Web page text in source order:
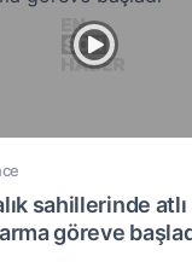
sahillerinde atlı
göreve